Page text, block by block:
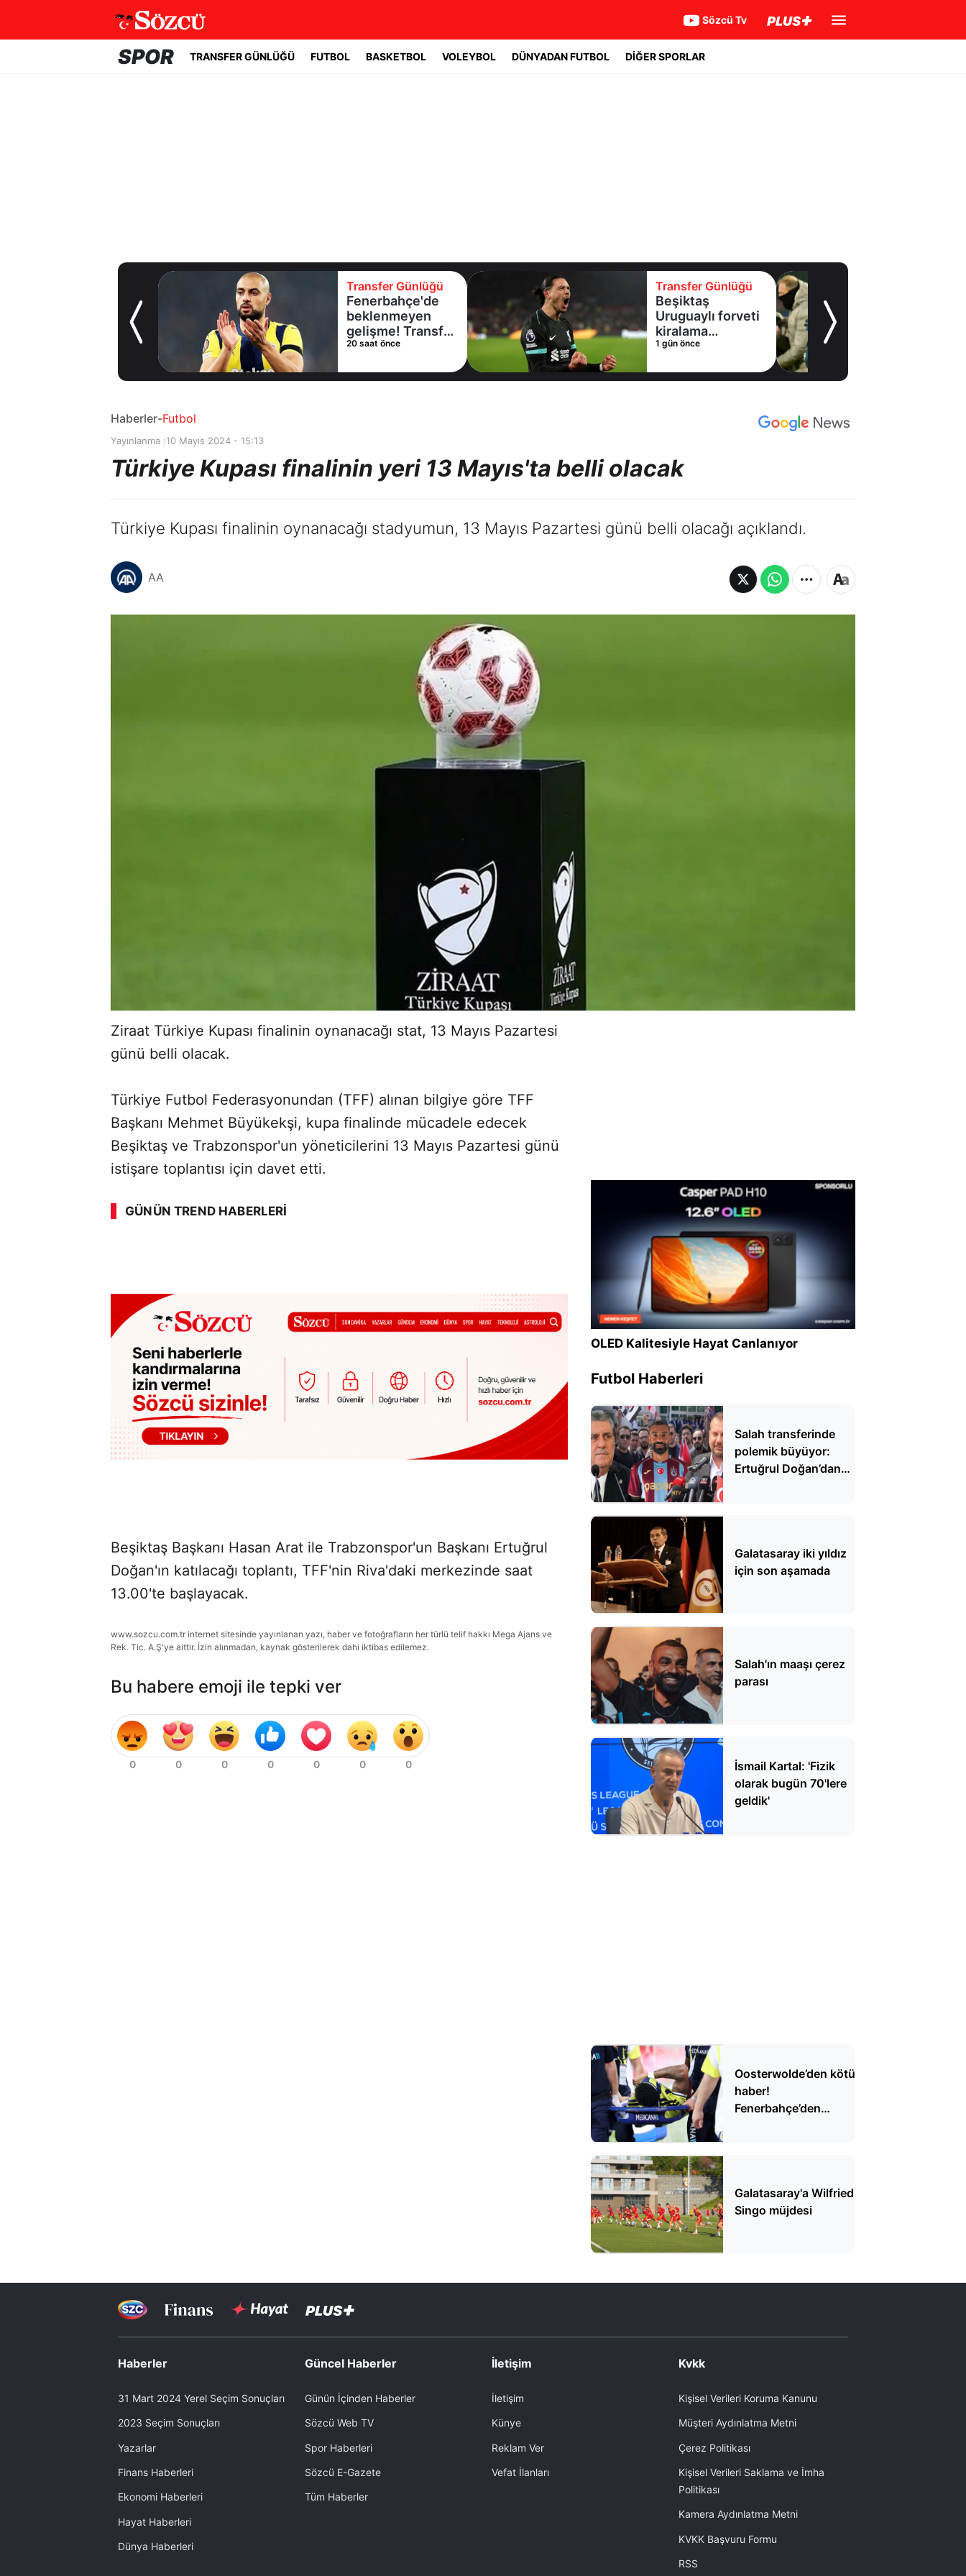
Sözcü Tv
SPOR TRANSFER GÜNLÜĞÜ FUTBOL BASKETBOL VOLEYBOL DÜNYADAN FUTBOL DİĞER SPORLAR
gelişme! Transfer
Transfer Günlüğü
Beşiktaş
Uruguaylı forveti
kiralama
konusunda Al
Adım adım Nunez
1 gün önce
Transfer Günlüğü
Batrakov’da ikinci
raunt
1 gün önce
Haberler-Futbol
Yayınlanma :10 Mayıs 2024 - 15:13
Türkiye Kupası finalinin yeri 13 Mayıs'ta belli olacak
Türkiye Kupası finalinin oynanacağı stadyumun, 13 Mayıs Pazartesi günü belli olacağı açıklandı.
AA
Ziraat Türkiye Kupası finalinin oynanacağı stat, 13 Mayıs Pazartesi
günü belli olacak.
Türkiye Futbol Federasyonundan (TFF) alınan bilgiye göre TFF
Başkanı Mehmet Büyükekşi, kupa finalinde mücadele edecek
Beşiktaş ve Trabzonspor'un yöneticilerini 13 Mayıs Pazartesi günü
istişare toplantısı için davet etti.
GÜNÜN TREND HABERLERI
Beşiktaş Başkanı Hasan Arat ile Trabzonspor'un Başkanı Ertuğrul
Doğan'ın katılacağı toplantı, TFF'nin Riva'daki merkezinde saat
13.00'te başlayacak.
www.sozcu.com.tr internet sitesinde yayınlanan yazı, haber ve fotoğrafların her türlü telif hakkı Mega Ajans ve
Rek. Tic. A.Ş'ye aittir. İzin alınmadan, kaynak gösterilerek dahi iktibas edilemez.
Bu habere emoji ile tepki ver
OLED Kalitesiyle Hayat Canlanıyor
Futbol Haberleri
Salah transferinde
polemik büyüyor:
Ertuğrul Doğan’dan
Galatasaray iki yıldız
için son aşamada
Salah'ın maaşı çerez
parası
İsmail Kartal: 'Fizik
olarak bugün 70'lere
geldik'
Oosterwolde’den kötü
haber!
Fenerbahçe’den
Galatasaray'a Wilfried
Singo müjdesi
Haberler
31 Mart 2024 Yerel Seçim Sonuçları
2023 Seçim Sonuçları
Yazarlar
Finans Haberleri
Ekonomi Haberleri
Hayat Haberleri
Dünya Haberleri
Güncel Haberler
Günün İçinden Haberler
Sözcü Web TV
Spor Haberleri
Sözcü E-Gazete
Tüm Haberler
İletişim
İletişim
Künye
Reklam Ver
Vefat İlanları
Kvkk
Kişisel Verileri Koruma Kanunu
Müşteri Aydınlatma Metni
Çerez Politikası
Kişisel Verileri Saklama ve İmha
Politikası
Kamera Aydınlatma Metni
KVKK Başvuru Formu
RSS